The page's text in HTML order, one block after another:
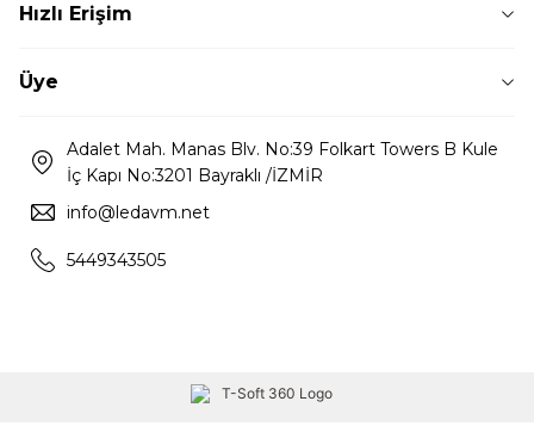
Hızlı Erişim
Üye
Adalet Mah. Manas Blv. No:39 Folkart Towers B Kule
İç Kapı No:3201 Bayraklı /İZMİR
info@ledavm.net
5449343505